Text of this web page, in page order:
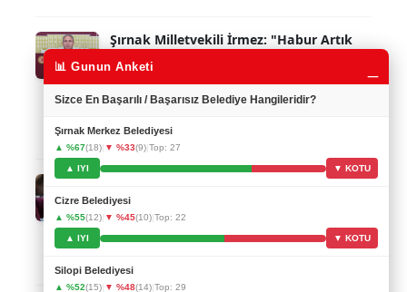
Şırnak Milletvekili İrmez: "Habur Artık
SaryaYilmaz
Vatandaşların bu zor şartlarda bekletilmesi
kabul ed...
08.08 05:00
Berfin_Y
Sosyal medya kullanımlarına çok dikkat etmek
gerekiy...
📊 Gunun Anketi
Sizce En Başarılı / Başarısız Belediye Hangileridir?
Şırnak Merkez Belediyesi
▲ %67(18)| ▼ %33(9)|Top: 27
▲ IYI ▼ KOTU
Cizre Belediyesi
▲ %55(12)| ▼ %45(10)|Top: 22
▲ IYI ▼ KOTU
Silopi Belediyesi
▲ %52(15)| ▼ %48(14)|Top: 29